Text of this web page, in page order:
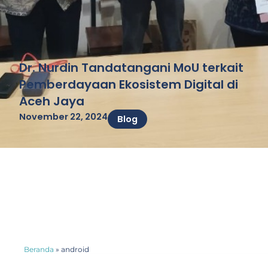
Dr. Nurdin Tandatangani MoU terkait
Pemberdayaan Ekosistem Digital di
Aceh Jaya
November 22, 2024 Blog
Beranda » android